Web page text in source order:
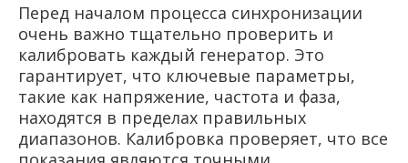
Перед началом процесса синхронизации
очень важно тщательно проверить и
калибровать каждый генератор. Это
гарантирует, что ключевые параметры,
такие как напряжение, частота и фаза,
находятся в пределах правильных
диапазонов. Калибровка проверяет, что все